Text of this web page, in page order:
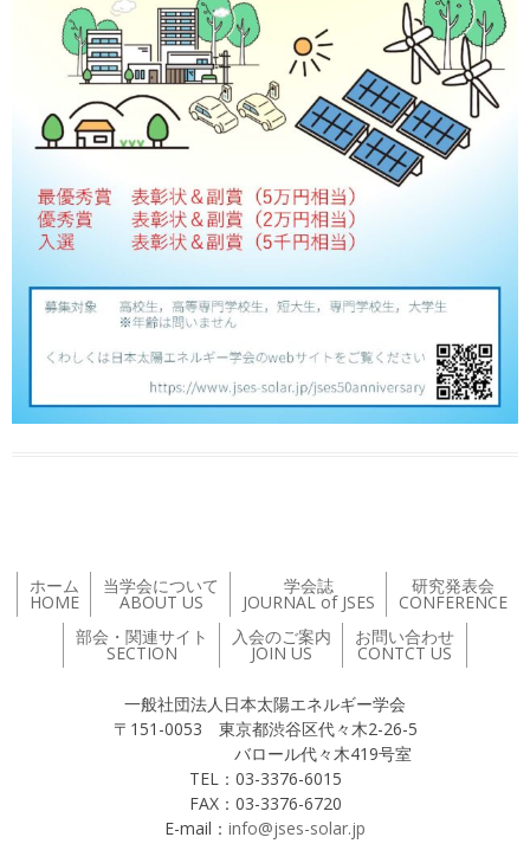
ホーム
HOME
当学会について
ABOUT US
学会誌
JOURNAL of JSES
研究発表会
CONFERENCE
部会・関連サイト
SECTION
入会のご案内
JOIN US
お問い合わせ
CONTCT US
一般社団法人日本太陽エネルギー学会
〒151-0053 東京都渋谷区代々木2-26-5
バロール代々木419号室
TEL：03-3376-6015
FAX：03-3376-6720
E-mail： info@jses-solar.jp